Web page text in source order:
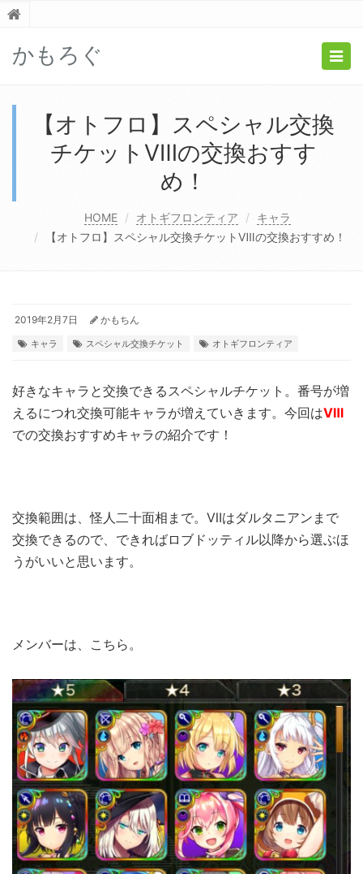
かもろぐ
【オトフロ】スペシャル交換
チケットⅧの交換おすす
め！
HOME オトギフロンティア
キャラ
【オトフロ】スペシャル交換チケットⅧの交換おすすめ！
2019年2月7日 かもちん
キャラ スペシャル交換チケット オトギフロンティア
好きなキャラと交換できるスペシャルチケット。番号が増
えるにつれ交換可能キャラが増えていきます。今回はⅧ
での交換おすすめキャラの紹介です！
交換範囲は、怪人二十面相まで。Ⅶはダルタニアンまで
交換できるので、できればロブドッティル以降から選ぶほ
うがいいと思います。
メンバーは、こちら。